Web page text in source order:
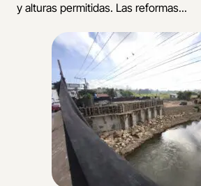
y alturas permitidas. Las reformas...